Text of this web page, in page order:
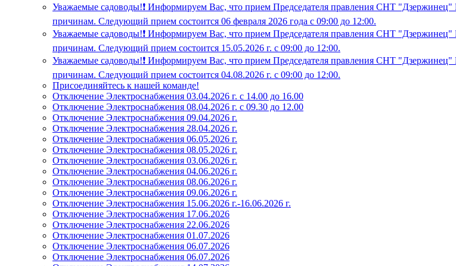
Уважаемые садоводы!❗ Информируем Вас, что прием Председателя правления СНТ
причинам. Следующий прием состоится 06 февраля 2026 года с 09:00 до 12:00.
Уважаемые садоводы!❗ Информируем Вас, что прием Председателя правления СНТ
причинам. Следующий прием состоится 15.05.2026 г. с 09:00 до 12:00.
Уважаемые садоводы!❗ Информируем Вас, что прием Председателя правления СНТ
причинам. Следующий прием состоится 04.08.2026 г. с 09:00 до 12:00.
Присоединяйтесь к нашей команде!
Отключение Электроснабжения 03.04.2026 г. с 14.00 до 16.00
Отключение Электроснабжения 08.04.2026 г. с 09.30 до 12.00
Отключение Электроснабжения 09.04.2026 г.
Отключение Электроснабжения 28.04.2026 г.
Отключение Электроснабжения 06.05.2026 г.
Отключение Электроснабжения 08.05.2026 г.
Отключение Электроснабжения 03.06.2026 г.
Отключение Электроснабжения 04.06.2026 г.
Отключение Электроснабжения 08.06.2026 г.
Отключение Электроснабжения 09.06.2026 г.
Отключение Электроснабжения 15.06.2026 г.-16.06.2026 г.
Отключение Электроснабжения 17.06.2026
Отключение Электроснабжения 22.06.2026
Отключение Электроснабжения 01.07.2026
Отключение Электроснабжения 06.07.2026
Отключение Электроснабжения 06.07.2026